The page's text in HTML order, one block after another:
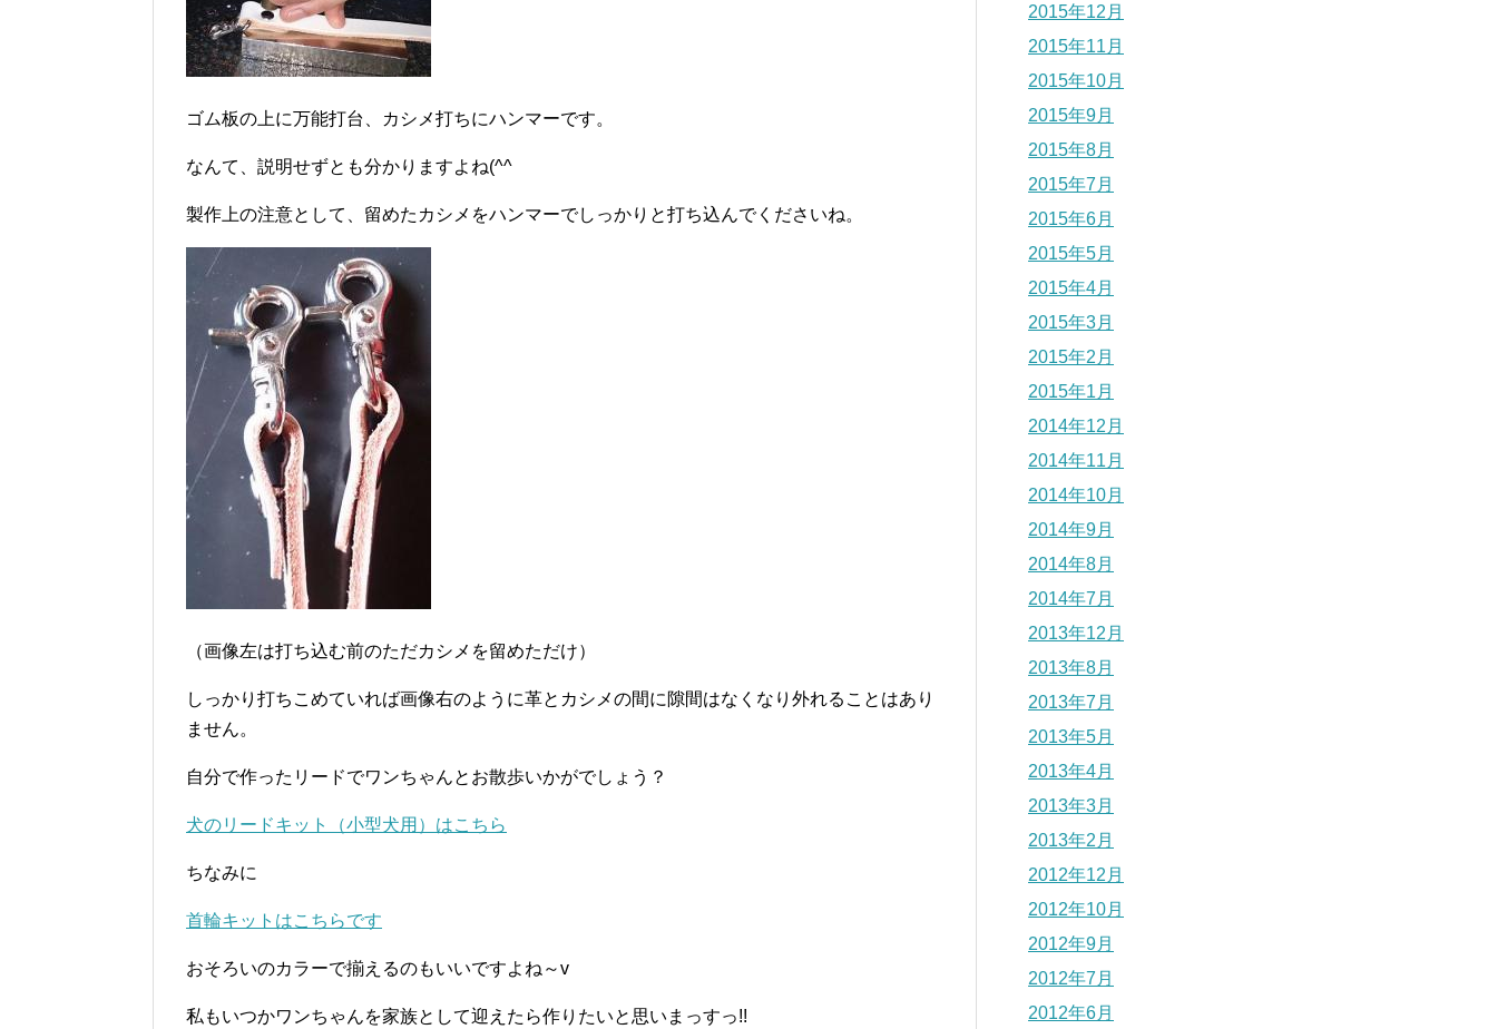
ゴム板の上に万能打台、カシメ打ちにハンマーです。
なんて、説明せずとも分かりますよね(^^ゞ
製作上の注意として、留めたカシメをハンマーでしっかりと打ち込んでくださいね。
（画像左は打ち込む前のただカシメを留めただけ）
しっかり打ちこめていれば画像右のように革とカシメの間に隙間はなくなり外れることはあり
ません。
自分で作ったリードでワンちゃんとお散歩いかがでしょう？
犬のリードキット（小型犬用）はこちら
ちなみに
首輪キットはこちらです
おそろいのカラーで揃えるのもいいですよね～v
私もいつかワンちゃんを家族として迎えたら作りたいと思いまっすっ!!
2015年12月
2015年11月
2015年10月
2015年9月
2015年8月
2015年7月
2015年6月
2015年5月
2015年4月
2015年3月
2015年2月
2015年1月
2014年12月
2014年11月
2014年10月
2014年9月
2014年8月
2014年7月
2013年12月
2013年8月
2013年7月
2013年5月
2013年4月
2013年3月
2013年2月
2012年12月
2012年10月
2012年9月
2012年7月
2012年6月